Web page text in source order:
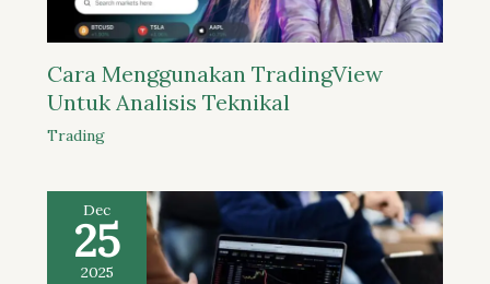
Cara Menggunakan TradingView
Untuk Analisis Teknikal
Trading
Dec
25
2025